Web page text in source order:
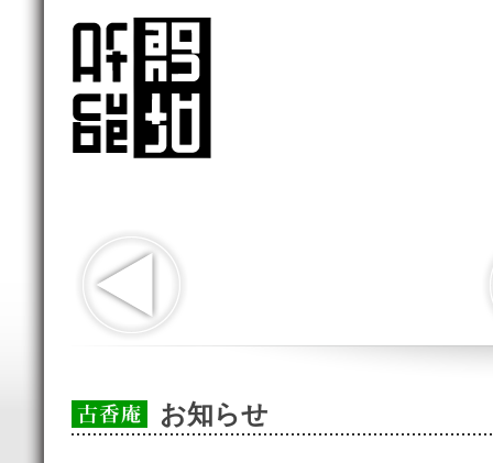
お知らせ